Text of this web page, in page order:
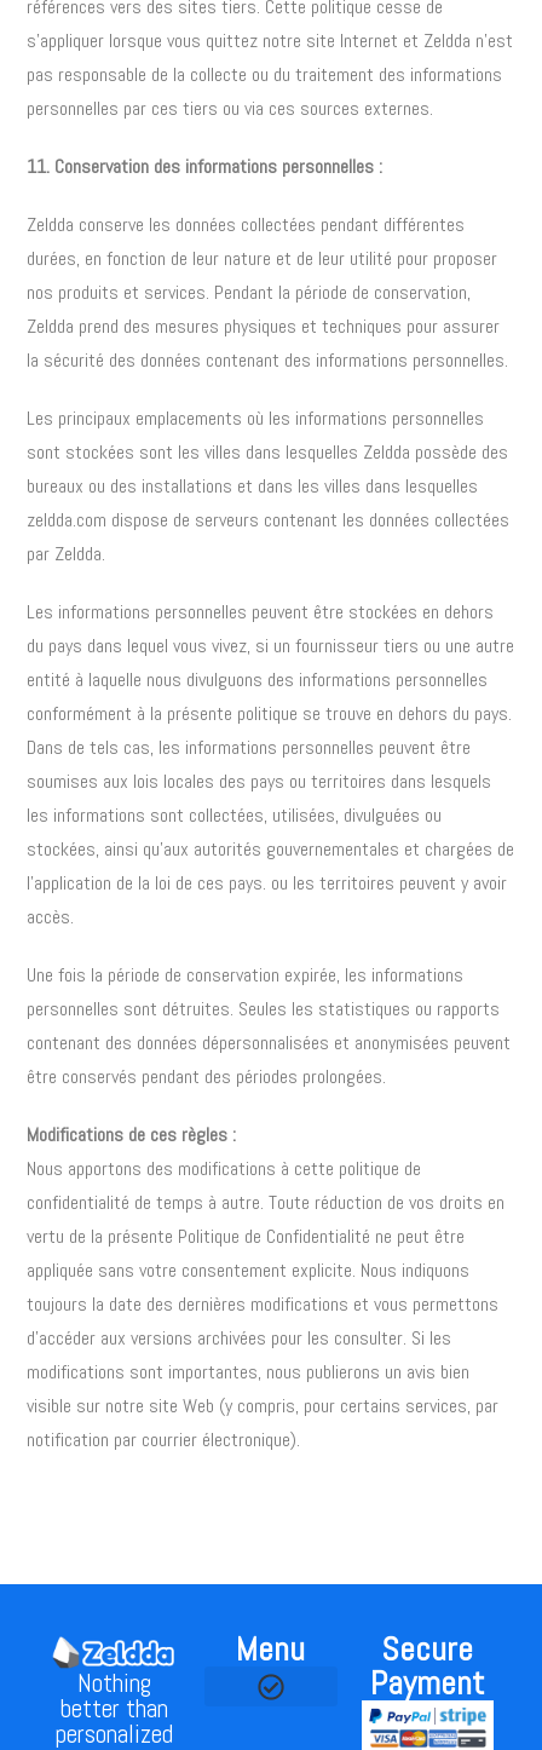
références vers des sites tiers. Cette politique cesse de
s’appliquer lorsque vous quittez notre site Internet et Zeldda n’est
pas responsable de la collecte ou du traitement des informations
personnelles par ces tiers ou via ces sources externes.
11. Conservation des informations personnelles :
Zeldda conserve les données collectées pendant différentes
durées, en fonction de leur nature et de leur utilité pour proposer
nos produits et services. Pendant la période de conservation,
Zeldda prend des mesures physiques et techniques pour assurer
la sécurité des données contenant des informations personnelles.
Les principaux emplacements où les informations personnelles
sont stockées sont les villes dans lesquelles Zeldda possède des
bureaux ou des installations et dans les villes dans lesquelles
zeldda.com dispose de serveurs contenant les données collectées
par Zeldda.
Les informations personnelles peuvent être stockées en dehors
du pays dans lequel vous vivez, si un fournisseur tiers ou une autre
entité à laquelle nous divulguons des informations personnelles
conformément à la présente politique se trouve en dehors du pays.
Dans de tels cas, les informations personnelles peuvent être
soumises aux lois locales des pays ou territoires dans lesquels
les informations sont collectées, utilisées, divulguées ou
stockées, ainsi qu’aux autorités gouvernementales et chargées de
l’application de la loi de ces pays. ou les territoires peuvent y avoir
accès.
Une fois la période de conservation expirée, les informations
personnelles sont détruites. Seules les statistiques ou rapports
contenant des données dépersonnalisées et anonymisées peuvent
être conservés pendant des périodes prolongées.
Modifications de ces règles :
Nous apportons des modifications à cette politique de
confidentialité de temps à autre. Toute réduction de vos droits en
vertu de la présente Politique de Confidentialité ne peut être
appliquée sans votre consentement explicite. Nous indiquons
toujours la date des dernières modifications et vous permettons
d’accéder aux versions archivées pour les consulter. Si les
modifications sont importantes, nous publierons un avis bien
visible sur notre site Web (y compris, pour certains services, par
notification par courrier électronique).
Nothing
better than
personalized
Menu
Secure
Payment